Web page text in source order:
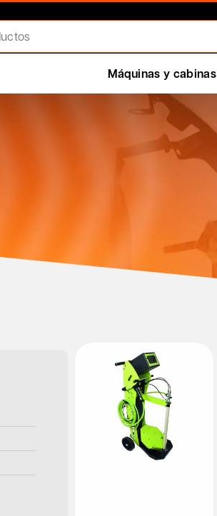
Máquinas y cabinas